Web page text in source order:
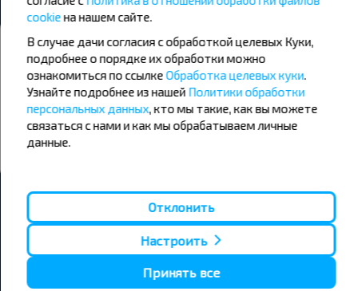
Хотите путешествовать дешевле?
Не пропусти специальные акции, скидки и другие интересные
предложения INFOBUS. Подпишись на получение новостей и
путешествуй с нами дешевле!
Популярные автобусные
направления
cookieна нашем сайте.
В случае дачи согласия с обработкой целевых Куки,
подробнее о порядке их обработки можно
ознакомиться по ссылкеОбработка целевых куки
Узнайте подробнее из нашей Политики обработки
персональных данных , кто мы такие, как вы можете
связаться с нами и как мы обрабатываем личные
данные.
Отклонить
Настроить
Принять все